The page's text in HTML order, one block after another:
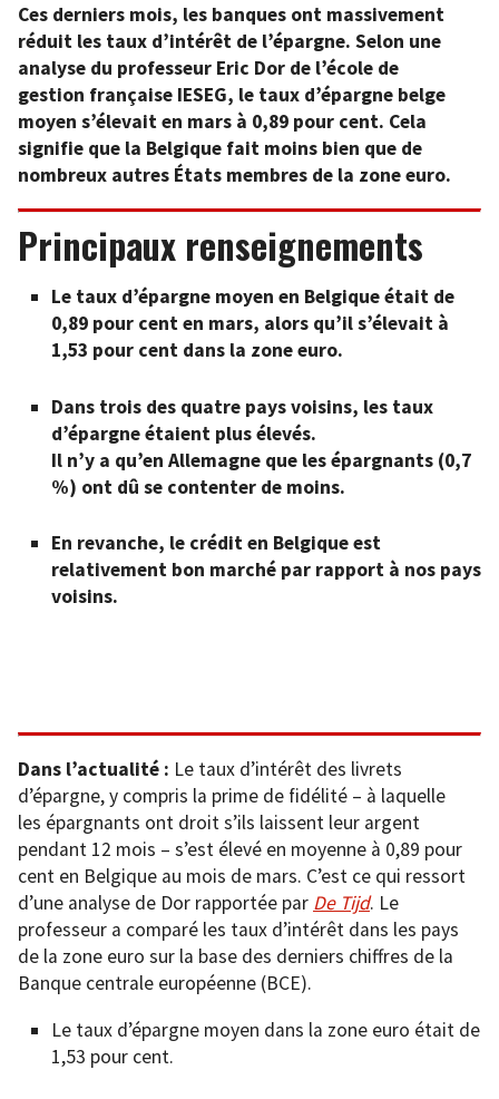
Ces derniers mois, les banques ont massivement
réduit les taux d’intérêt de l’épargne. Selon une
analyse du professeur Eric Dor de l’école de
gestion française IESEG, le taux d’épargne belge
moyen s’élevait en mars à 0,89 pour cent. Cela
signifie que la Belgique fait moins bien que de
nombreux autres États membres de la zone euro.
Principaux renseignements
Le taux d’épargne moyen en Belgique était de
0,89 pour cent en mars, alors qu’il s’élevait à
1,53 pour cent dans la zone euro.
Dans trois des quatre pays voisins, les taux
d’épargne étaient plus élevés.
Il n’y a qu’en Allemagne que les épargnants (0,7
%) ont dû se contenter de moins.
En revanche, le créditen Belgiqueest
relativement bon marché par rapport à nos pays
voisins.
Dans l’actualité : Le taux d’intérêt des livrets
d’épargne, y compris la prime de fidélité – à laquelle
les épargnants ont droit s’ils laissent leur argent
pendant 12 mois – s’est élevé en moyenne à 0,89 pour
cent en Belgique au mois de mars. C’est ce qui ressort
d’une analyse de Dor rapportée par De Tijd. Le
professeur a comparé les taux d’intérêt dans les pays
de la zone euro sur la base des derniers chiffres de la
Banque centrale européenne (BCE).
Le taux d’épargne moyen dans la zone euro était de
1,53 pour cent.